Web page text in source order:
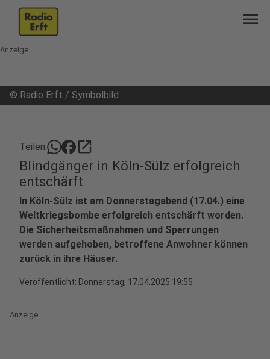
menu
Anzeige
© Radio Erft / Symbolbild
Teilen: open_in_new
Blindgänger in Köln-Sülz erfolgreich
entschärft
In Köln-Sülz ist am Donnerstagabend (17.04.) eine
Weltkriegsbombe erfolgreich entschärft worden.
Die Sicherheitsmaßnahmen und Sperrungen
werden aufgehoben, betroffene Anwohner können
zurück in ihre Häuser.
Veröffentlicht: Donnerstag, 17.04.2025 19:55
Anzeige